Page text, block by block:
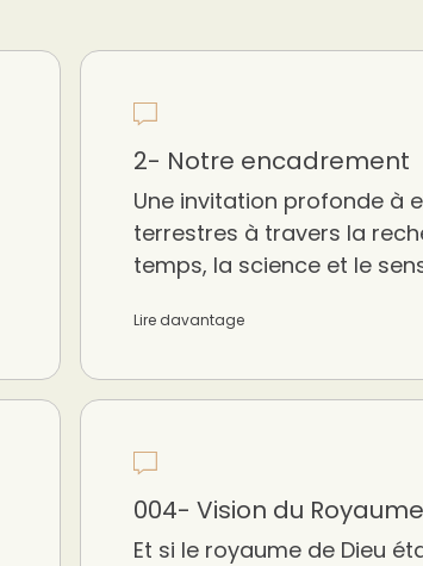
2- Notre encadrement
Une invitation profonde à
terrestres à travers la
temps, la science et le
Lire davantage
004- Vision du
Et si le royaume de Dieu